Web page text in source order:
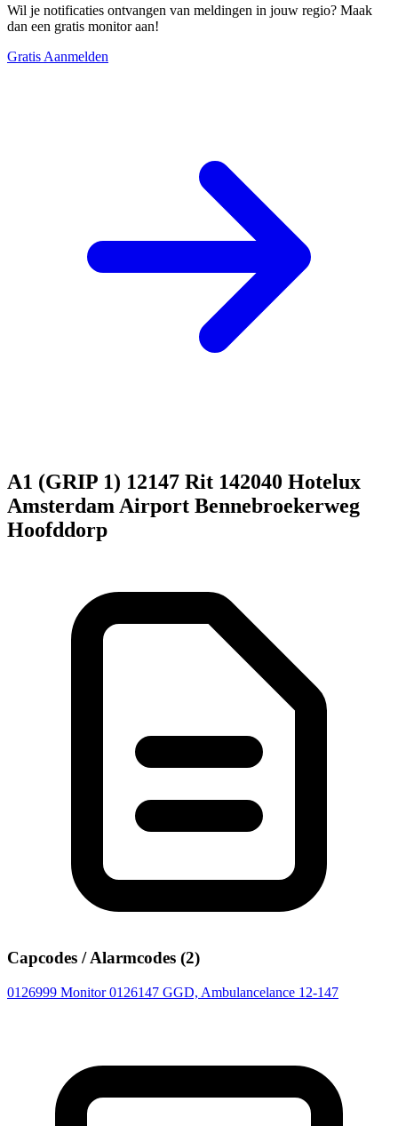
Wil je notificaties ontvangen van meldingen in jouw regio? Maak
dan een gratis monitor aan!
Gratis Aanmelden
A1 (GRIP 1) 12147 Rit 142040 Hotelux
Amsterdam Airport Bennebroekerweg
Hoofddorp
Capcodes / Alarmcodes (2)
0126999 Monitor 0126147 GGD, Ambulancelance 12-147